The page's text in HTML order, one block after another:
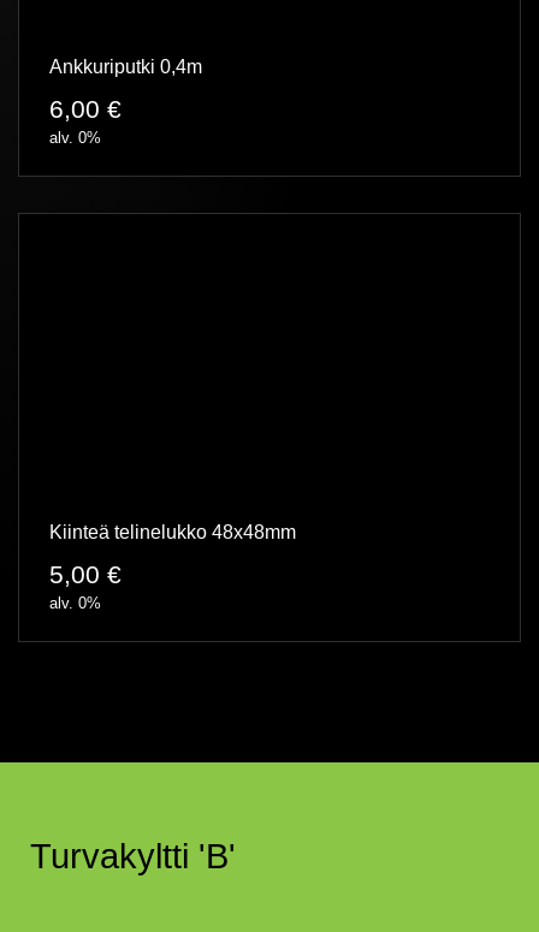
Ankkuriputki 0,4m
6,00 €
alv. 0%
Kiinteä telinelukko 48x48mm
5,00 €
alv. 0%
Turvakyltti 'B'